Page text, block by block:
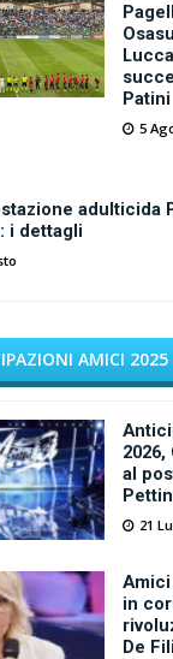
Patini
5
adulticida
i dettagli
AMICI 2025
2026,
al
21
Amici
in
De